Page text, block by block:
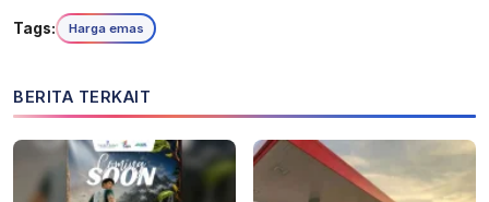
Tags: Harga emas
BERITA TERKAIT